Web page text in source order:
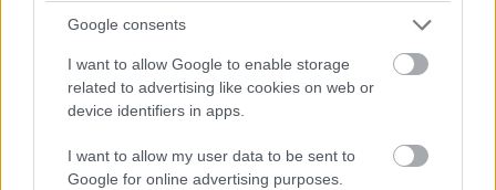
Google consents
I want to allow Google to enable storage
related to advertising like cookies on web or
device identifiers in apps.
I want to allow my user data to be sent to
Google for online advertising purposes.
nézünk.
Ezek után csodálatos dolgok történtek.
Alenka kosarából előkerült spenótlevelekből
mákgubó-lampionok kerültek, a gubókba